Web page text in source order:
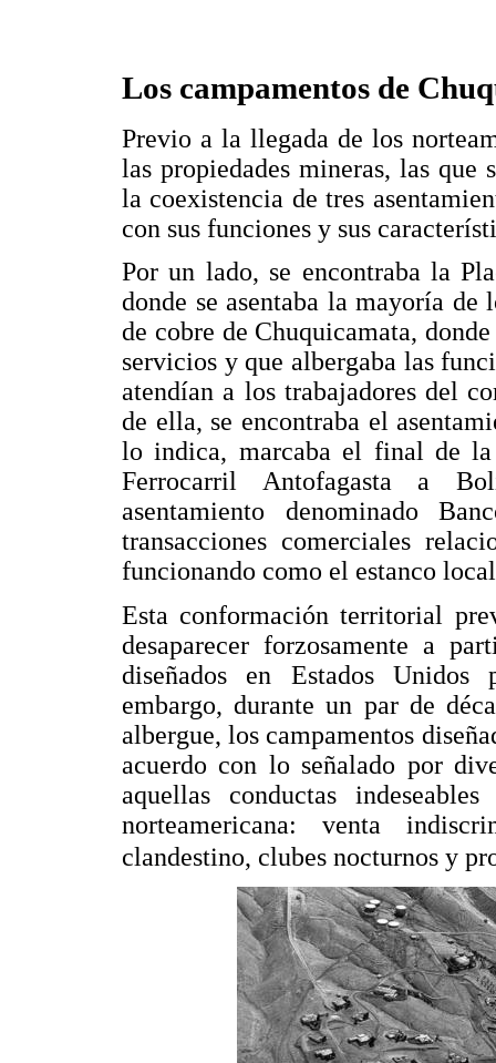
Los campamentos de
Previo a la llegada de los
las propiedades mineras, las que
la coexistencia de tres
con sus funciones y sus
Por un lado, se encontraba la
donde se asentaba la mayoría de
de cobre de Chuquicamata,
servicios y que albergaba las
atendían a los trabajadores del
de ella, se encontraba el
lo indica, marcaba el final de
Ferrocarril Antofagasta a
asentamiento denominado
transacciones comerciales
funcionando como el estanco
Esta conformación territorial
desaparecer forzosamente a
diseñados en Estados Unidos
embargo, durante un par de
albergue, los campamentos
acuerdo con lo señalado por
aquellas conductas
norteamericana: venta
clandestino, clubes nocturnos y